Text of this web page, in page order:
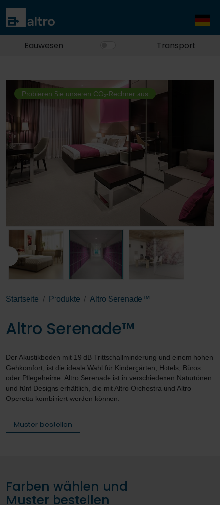
Bauwesen Transport
Probieren Sie unseren CO₂-Rechner aus
Startseite Produkte Altro Serenade™
Altro Serenade™
Der Akustikboden mit 19 dB Trittschallminderung und einem hohen
Gehkomfort, ist die ideale Wahl für Kindergärten, Hotels, Büros
oder Pflegeheime. Altro Serenade ist in verschiedenen Naturtönen
und fünf Designs erhältlich, die mit Altro Orchestra und Altro
Operetta kombiniert werden können.
Muster bestellen
Farben wählen und
Muster bestellen